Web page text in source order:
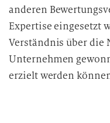
anderen
Expertise eingesetzt
Verständnis über die
Unternehmen
erzielt werden